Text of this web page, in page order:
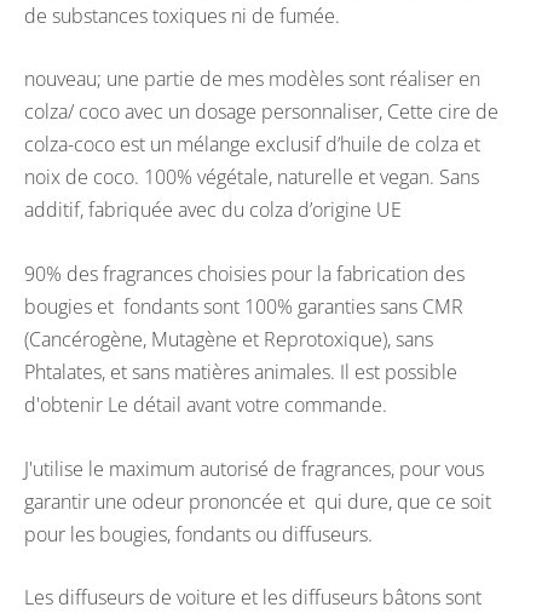
de substances toxiques ni de fumée.
nouveau; une partie de mes modèles sont réaliser en
colza/ coco avec un dosage personnaliser, Cette cire de
colza-coco est un mélange exclusif d’huile de colza et
noix de coco. 100% végétale, naturelle et vegan. Sans
additif, fabriquée avec du colza d’origine UE
90% des fragrances choisies pour la fabrication des
bougies et fondants sont 100% garanties sans CMR
(Cancérogène, Mutagène et Reprotoxique), sans
Phtalates, et sans matières animales. Il est possible
d'obtenir Le détail avant votre commande.
J'utilise le maximum autorisé de fragrances, pour vous
garantir une odeur prononcée et qui dure, que ce soit
pour les bougies, fondants ou diffuseurs.
Les diffuseurs de voiture et les diffuseurs bâtons sont